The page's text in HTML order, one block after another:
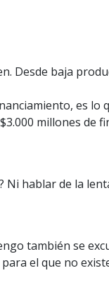
Desde baja
es lo
millones de
Ni hablar de la
también se
el que no